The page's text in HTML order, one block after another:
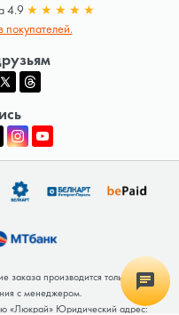
4.9 ★ ★ ★ ★ ★
покупателей.
производится только после
с менеджером.
«Люкрай» Юридический адрес: